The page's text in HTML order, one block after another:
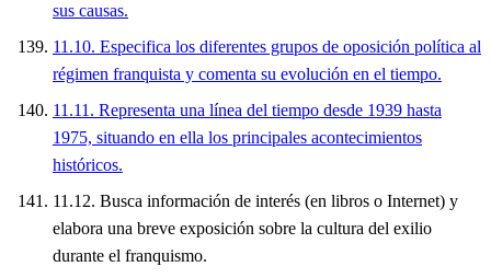
sus causas.
11.10. Especifica los diferentes grupos de oposición política al
régimen franquista y comenta su evolución en el tiempo.
11.11. Representa una línea del tiempo desde 1939 hasta
1975, situando en ella los principales acontecimientos
históricos.
11.12. Busca información de interés (en libros o Internet) y
elabora una breve exposición sobre la cultura del exilio
durante el franquismo.